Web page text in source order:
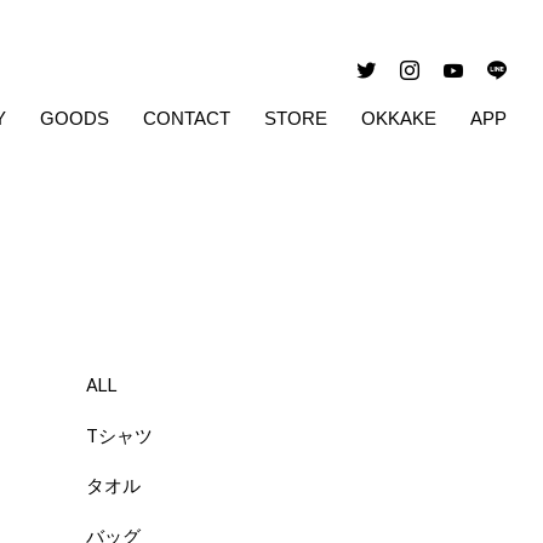
GOODS CONTACT STORE OKKAKE APP
ALL
Tシャツ
タオル
バッグ